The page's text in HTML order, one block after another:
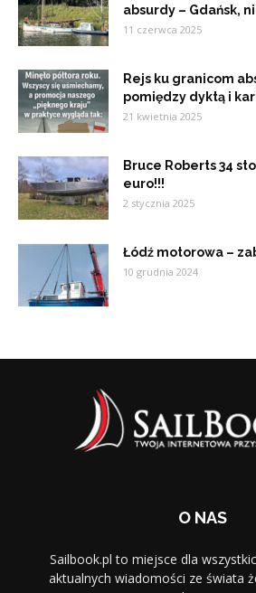
absurdy – Gdańsk,
11 czerwca 2025
Rejs ku granicom
pomiędzy dyktą i
21 kwietnia 2025
Bruce Roberts 34
euro!!!
2 stycznia 2025
Łódź motorowa –
10 grudnia 2024
O NAS
Sailbook.pl to miejsce dla
aktualnych wiadomości ze świata